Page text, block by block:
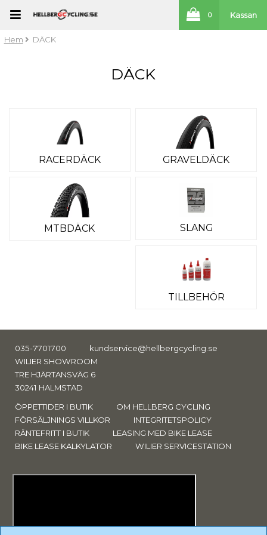
Hem DÄCK
DÄCK
RACERDÄCK GRAVELDÄCK
MTBDÄCK SLANG
TILLBEHÖR
035-7701700
kundservice@hellbergcycling.se
WILIER SHOWROOM
TRE HJÄRTANSVÄG 6
30241 HALMSTAD
ÖPPETTIDER I BUTIK
OM HELLBERG CYCLING
FÖRSÄLJNINGS VILLKOR
INTEGRITETSPOLICY
RÄNTEFRITT I BUTIK
LEASING MED BIKE LEASE
BIKE LEASE KALKYLATOR
WILIER SERVICESTATION
0 Kassan